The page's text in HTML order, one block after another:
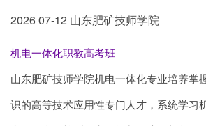
202607-12 山东肥矿技师学院
机电一体化职教高考班
山东肥矿技师学院机电一体化专业培养掌
识的高等技术应用性专门人才，系统学习